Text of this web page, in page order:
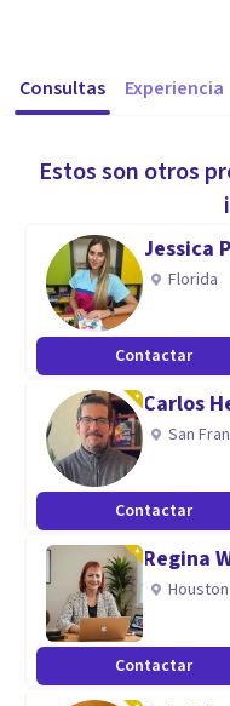
Consultas Experiencia
Estos son otros
Jessica
Florida
Contactar
Carlos
San
Contactar
Regina
Houston
Contactar